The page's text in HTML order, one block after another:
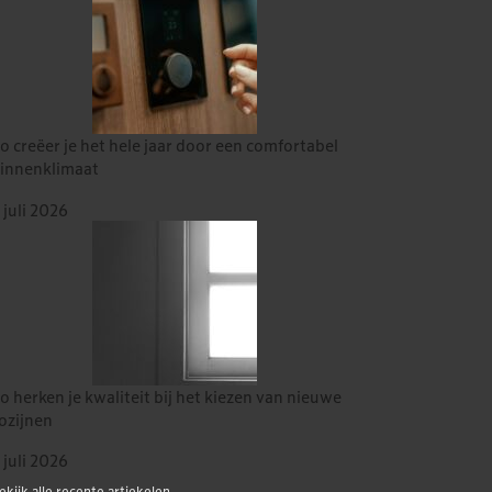
creëer je het hele jaar door een comfortabel
juli 2026
herken je kwaliteit bij het kiezen van nieuwe
juli 2026